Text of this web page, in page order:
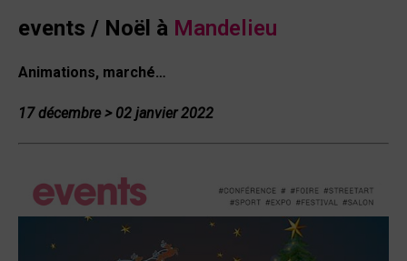
events / Noël à Mandelieu
Animations, marché…
17 décembre > 02 janvier 2022